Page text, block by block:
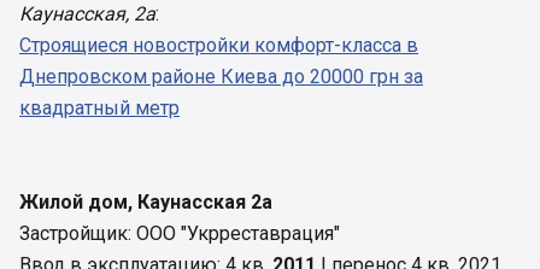
Каунасская, 2а:
Строящиеся новостройки комфорт-класса в
Днепровском районе Киева до 20000 грн за
квадратный метр
Жилой дом, Каунасская 2а
Застройщик: ООО "Укрреставрация"